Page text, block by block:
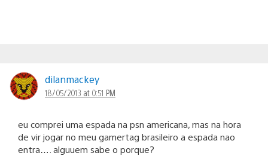
dilanmackey
18/05/2013 at 0:51 PM
eu comprei uma espada na psn americana, mas na hora
de vir jogar no meu gamertag brasileiro a espada nao
entra…. alguuem sabe o porque?